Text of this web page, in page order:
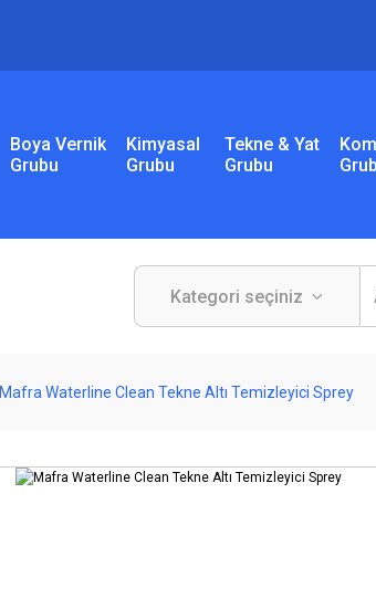
Boya Vernik
Grubu
Kimyasal
Grubu
Tekne & Yat
Grubu
Mafra Waterline Clean Tekne Altı Temizleyici Sprey